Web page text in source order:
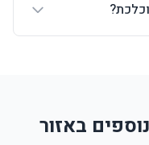
באזור